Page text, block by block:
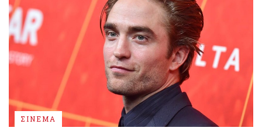
ΣΙΝΕΜΑ